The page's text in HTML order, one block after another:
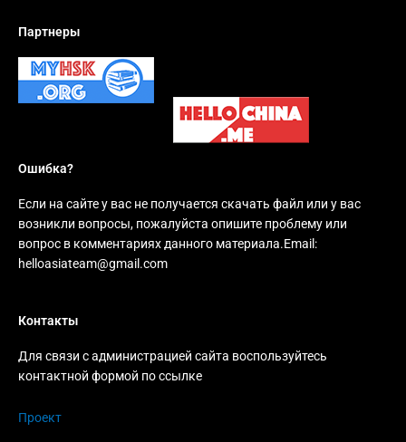
Партнеры
Ошибка?
Если на сайте у вас не получается скачать файл или у вас
возникли вопросы, пожалуйста опишите проблему или
вопрос в комментариях данного материала.Email:
helloasiateam@gmail.com
Контакты
Для связи с администрацией сайта воспользуйтесь
контактной формой по ссылке
Проект